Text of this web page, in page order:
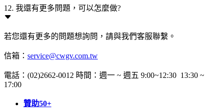
12. 我還有更多問題，可以怎麼做?
若您還有更多的問題想詢問，請與我們客服聯繫。
信箱： service@cwgv.com.tw
電話：(02)2662-0012 時間：週一 ~ 週五 9:00~12:30 13:30 ~
17:00
贊助50+